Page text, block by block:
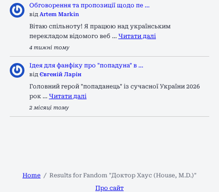
Обговорення та пропозиції щодо пе …
від Artem Markin
Вітаю спільноту! Я працюю над українським
перекладом відомого веб … Читати далі
4 тижні тому
Ідея для фанфіку про "попадуна" в …
від Євгеній Ларін
Головний герой "попаданець" із сучасної України 2026
рок … Читати далі
2 місяці тому
Home
Results for Fandom "Доктор Хаус (House, M.D.)"
Про сайт